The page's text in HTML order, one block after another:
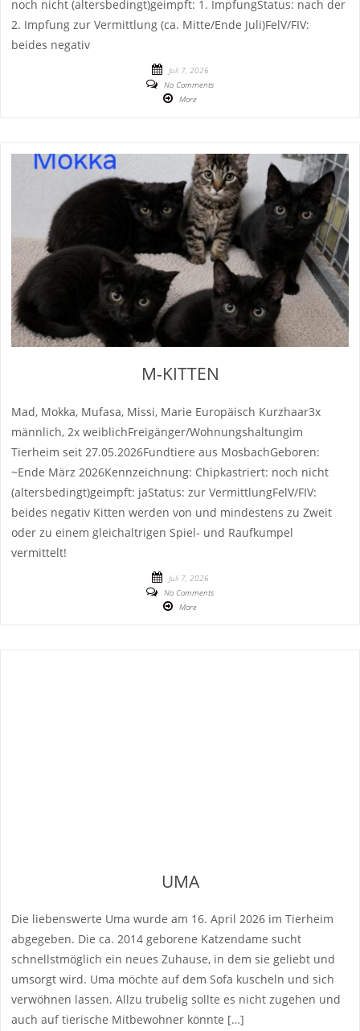
noch nicht (altersbedingt)geimpft: 1. ImpfungStatus: nach der
2. Impfung zur Vermittlung (ca. Mitte/Ende Juli)FelV/FIV:
beides negativ
Juli 7, 2026
No Comments
More
M-KITTEN
Mad, Mokka, Mufasa, Missi, Marie Europäisch Kurzhaar3x
männlich, 2x weiblichFreigänger/Wohnungshaltungim
Tierheim seit 27.05.2026Fundtiere aus MosbachGeboren:
~Ende März 2026Kennzeichnung: Chipkastriert: noch nicht
(altersbedingt)geimpft: jaStatus: zur VermittlungFelV/FIV:
beides negativ Kitten werden von und mindestens zu Zweit
oder zu einem gleichaltrigen Spiel- und Raufkumpel
vermittelt!
Juli 7, 2026
No Comments
More
UMA
Die liebenswerte Uma wurde am 16. April 2026 im Tierheim
abgegeben. Die ca. 2014 geborene Katzendame sucht
schnellstmöglich ein neues Zuhause, in dem sie geliebt und
umsorgt wird. Uma möchte auf dem Sofa kuscheln und sich
verwöhnen lassen. Allzu trubelig sollte es nicht zugehen und
auch auf tierische Mitbewohner könnte […]